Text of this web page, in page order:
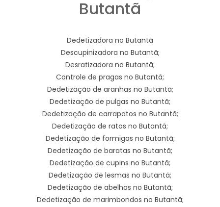
Butantã
Dedetizadora no Butantã
Descupinizadora no Butantã;
Desratizadora no Butantã;
Controle de pragas no Butantã;
Dedetização de aranhas no Butantã;
Dedetização de pulgas no Butantã;
Dedetização de carrapatos no Butantã;
Dedetização de ratos no Butantã;
Dedetização de formigas no Butantã;
Dedetização de baratas no Butantã;
Dedetização de cupins no Butantã;
Dedetização de lesmas no Butantã;
Dedetização de abelhas no Butantã;
Dedetização de marimbondos no Butantã;